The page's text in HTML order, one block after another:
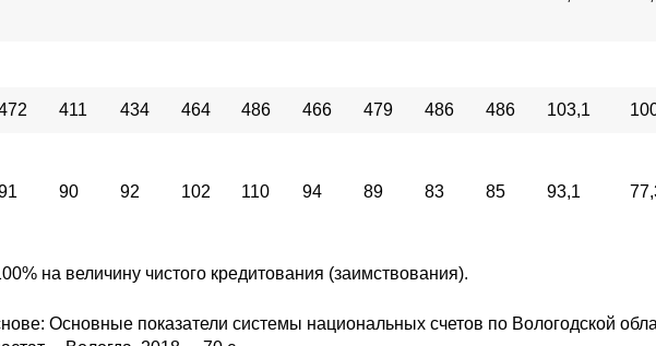
411 434 464 486 466 479 486 486 103,1
90 92 102 110 94 89 83 85 93,1
на величину чистого кредитования (заимствования).
Основные показатели системы национальных счетов по Вологодской